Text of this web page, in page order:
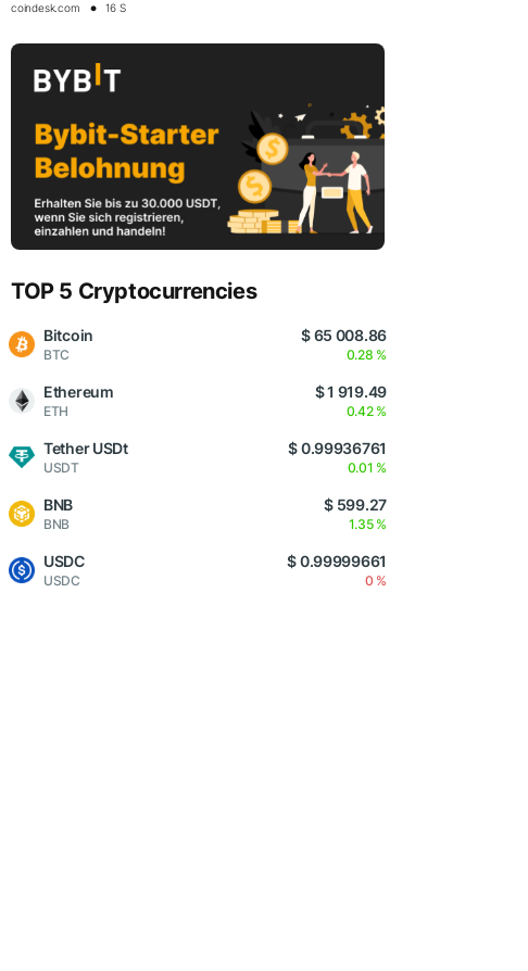
coindesk.com 16 S
TOP 5 Cryptocurrencies
Bitcoin
BTC
$ 65 008.86
0.28 %
Ethereum
ETH
$ 1 919.49
0.42 %
Tether USDt
USDT
$ 0.99936761
0.01 %
BNB
BNB
$ 599.27
1.35 %
USDC
USDC
$ 0.99999661
0 %